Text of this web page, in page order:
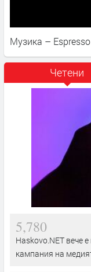
Музика –
Четени
5,780
Haskovo.NET вече
кампания на